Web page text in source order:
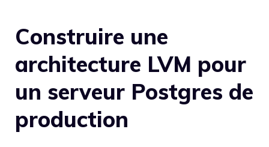
Construire une
architecture LVM pour
un serveur Postgres de
production